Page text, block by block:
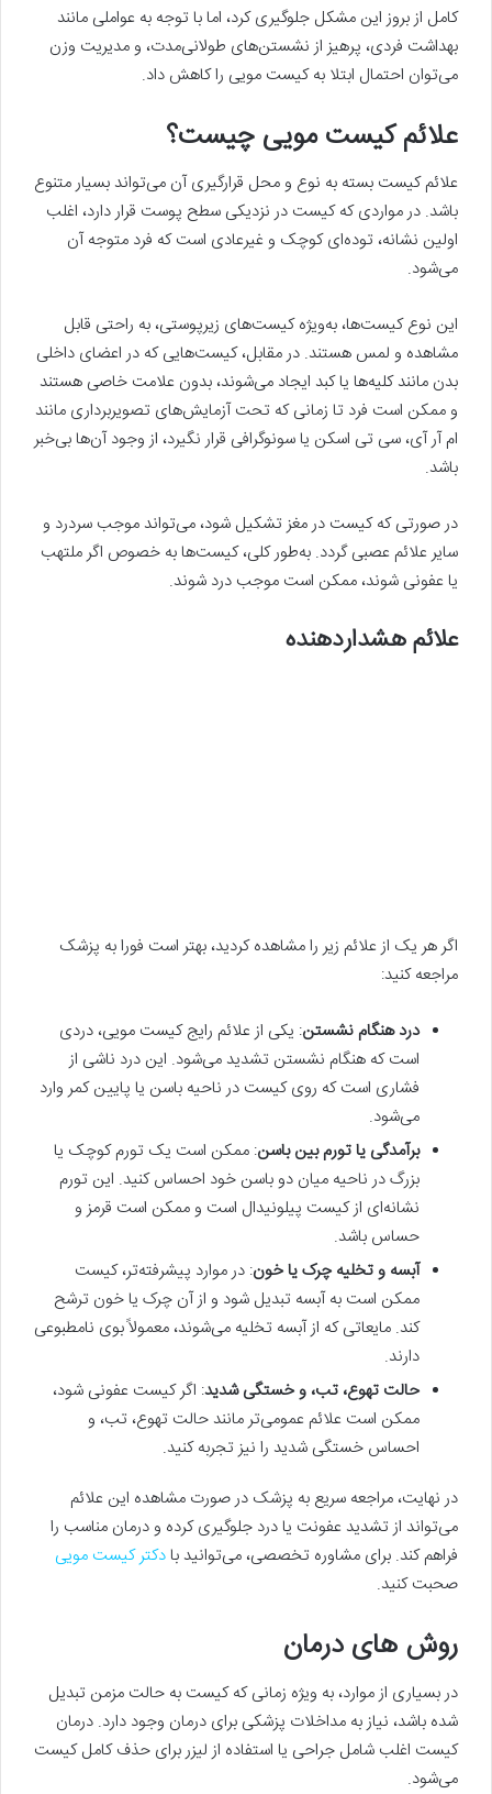
کامل از بروز این مشکل جلوگیری کرد، اما با توجه به عواملی مانند
بهداشت فردی، پرهیز از نشستن‌های طولانی‌مدت، و مدیریت وزن
می‌توان احتمال ابتلا به کیست مویی را کاهش داد.
علائم کیست مویی چیست؟
علائم کیست بسته به نوع و محل قرارگیری آن می‌تواند بسیار متنوع
باشد. در مواردی که کیست در نزدیکی سطح پوست قرار دارد، اغلب
اولین نشانه، توده‌ای کوچک و غیرعادی است که فرد متوجه آن
می‌شود.
این نوع کیست‌ها، به‌ویژه کیست‌های زیرپوستی، به راحتی قابل
مشاهده و لمس هستند. در مقابل، کیست‌هایی که در اعضای داخلی
بدن مانند کلیه‌ها یا کبد ایجاد می‌شوند، بدون علامت خاصی هستند
و ممکن است فرد تا زمانی که تحت آزمایش‌های تصویربرداری مانند
ام آر آی، سی تی اسکن یا سونوگرافی قرار نگیرد، از وجود آن‌ها بی‌خبر
باشد.
در صورتی که کیست در مغز تشکیل شود، می‌تواند موجب سردرد و
سایر علائم عصبی گردد. به‌طور کلی، کیست‌ها به خصوص اگر ملتهب
یا عفونی شوند، ممکن است موجب درد شوند.
علائم هشداردهنده
اگر هر یک از علائم زیر را مشاهده کردید، بهتر است فورا به پزشک
مراجعه کنید:
درد هنگام نشستن: یکی از علائم رایج کیست مویی، دردی
است که هنگام نشستن تشدید می‌شود. این درد ناشی از
فشاری است که روی کیست در ناحیه باسن یا پایین کمر وارد
می‌شود.
برآمدگی یا تورم بین باسن: ممکن است یک تورم کوچک یا
بزرگ در ناحیه میان دو باسن خود احساس کنید. این تورم
نشانه‌ای از کیست پیلونیدال است و ممکن است قرمز و
حساس باشد.
آبسه و تخلیه چرک یا خون: در موارد پیشرفته‌تر، کیست
ممکن است به آبسه تبدیل شود و از آن چرک یا خون ترشح
کند. مایعاتی که از آبسه تخلیه می‌شوند، معمولاً بوی نامطبوعی
دارند.
حالت تهوع، تب، و خستگی شدید: اگر کیست عفونی شود،
ممکن است علائم عمومی‌تر مانند حالت تهوع، تب، و
احساس خستگی شدید را نیز تجربه کنید.
در نهایت، مراجعه سریع به پزشک در صورت مشاهده این علائم
می‌تواند از تشدید عفونت یا درد جلوگیری کرده و درمان مناسب را
فراهم کند. برای مشاوره تخصصی، می‌توانید بادکتر کیست مویی
صحبت کنید.
روش‌ های درمان
در بسیاری از موارد، به ویژه زمانی که کیست به حالت مزمن تبدیل
شده باشد، نیاز به مداخلات پزشکی برای درمان وجود دارد. درمان
کیست اغلب شامل جراحی یا استفاده از لیزر برای حذف کامل کیست
می‌شود.